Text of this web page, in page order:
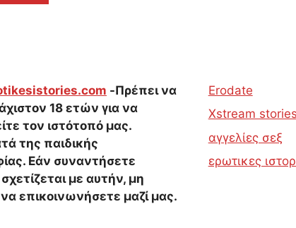
-Πρέπει να
18 ετών για να
τον ιστότοπό μας.
της παιδικής
Εάν συναντήσετε
με αυτήν, μη
επικοινωνήσετε μαζί μας.
Erodate
Xstream stories
αγγελίες σεξ
ερωτικες